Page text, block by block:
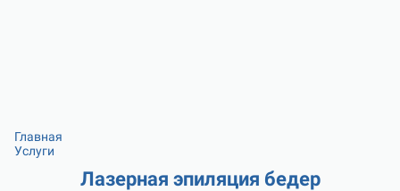
Главная
Услуги
Лазерная эпиляция бедер